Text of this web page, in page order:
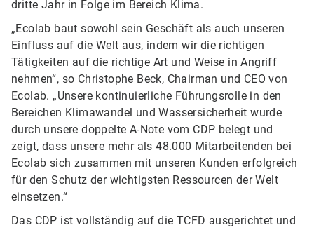
dritte Jahr in Folge im Bereich Klima.
„Ecolab baut sowohl sein Geschäft als auch unseren
Einfluss auf die Welt aus, indem wir die richtigen
Tätigkeiten auf die richtige Art und Weise in Angriff
nehmen“, so Christophe Beck, Chairman und CEO von
Ecolab. „Unsere kontinuierliche Führungsrolle in den
Bereichen Klimawandel und Wassersicherheit wurde
durch unsere doppelte A-Note vom CDP belegt und
zeigt, dass unsere mehr als 48.000 Mitarbeitenden bei
Ecolab sich zusammen mit unseren Kunden erfolgreich
für den Schutz der wichtigsten Ressourcen der Welt
einsetzen.“
Das CDP ist vollständig auf die TCFD ausgerichtet und